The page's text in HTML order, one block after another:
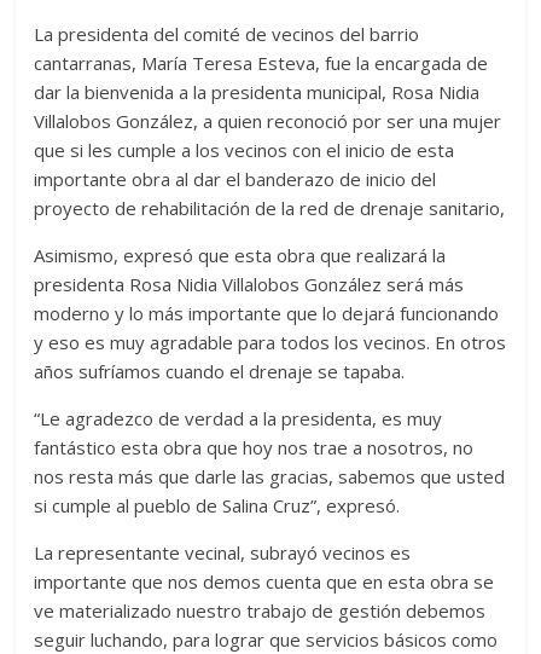
La presidenta del comité de vecinos del barrio
cantarranas, María Teresa Esteva, fue la encargada de
dar la bienvenida a la presidenta municipal, Rosa Nidia
Villalobos González, a quien reconoció por ser una mujer
que si les cumple a los vecinos con el inicio de esta
importante obra al dar el banderazo de inicio del
proyecto de rehabilitación de la red de drenaje sanitario,
Asimismo, expresó que esta obra que realizará la
presidenta Rosa Nidia Villalobos González será más
moderno y lo más importante que lo dejará funcionando
y eso es muy agradable para todos los vecinos. En otros
años sufríamos cuando el drenaje se tapaba.
“Le agradezco de verdad a la presidenta, es muy
fantástico esta obra que hoy nos trae a nosotros, no
nos resta más que darle las gracias, sabemos que usted
si cumple al pueblo de Salina Cruz”, expresó.
La representante vecinal, subrayó vecinos es
importante que nos demos cuenta que en esta obra se
ve materializado nuestro trabajo de gestión debemos
seguir luchando, para lograr que servicios básicos como